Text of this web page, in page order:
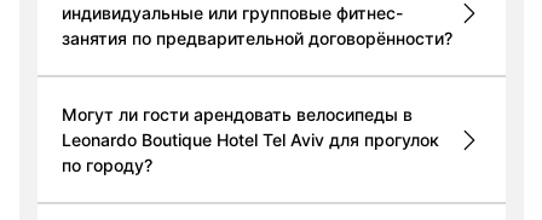
индивидуальные или групповые фитнес-
занятия по предварительной договорённости?
Могут ли гости арендовать велосипеды в
Leonardo Boutique Hotel Tel Aviv для прогулок
по городу?